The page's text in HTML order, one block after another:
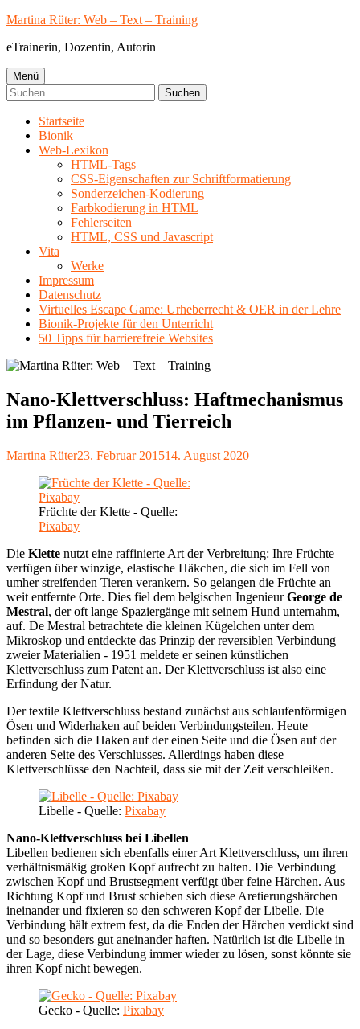
Springe
Inhalt
Martina Rüter: Web – Text – Training
eTrainerin, Dozentin, Autorin
Primäres
Menü
Menü
Suchen
nach:
Startseite
Bionik
Web-Lexikon
HTML-Tags
CSS-Eigenschaften zur Schriftformatierung
Sonderzeichen-Kodierung
Farbkodierung in HTML
Fehlerseiten
HTML, CSS und Javascript
Vita
Werke
Impressum
Datenschutz
Virtuelles Escape Game: Urheberrecht & OER in der Lehre
Bionik-Projekte für den Unterricht
50 Tipps für barrierefreie Websites
Nano-Klettverschluss: Haftmechanismus
im Pflanzen- und Tierreich
Autor
Martina RüterVeröffentlicht
23. Februar 201514. August 2020
Früchte der Klette - Quelle:
Pixabay
Die Klette nutzt eine raffinierte Art der Verbreitung: Ihre Früchte
verfügen über winzige, elastische Häkchen, die sich im Fell von
umher streifenden Tieren verankern. So gelangen die Früchte an
weit entfernte Orte. Dies fiel dem belgischen IngenieurGeorge de
Mestral, der oft lange Spaziergänge mit seinem Hund unternahm,
auf. De Mestral betrachtete die kleinen Kügelchen unter dem
Mikroskop und entdeckte das Prinzip der reversiblen Verbindung
zweier Materialien - 1951 meldete er seinen künstlichen
Klettverschluss zum Patent an. Der Klettverschluss ist also eine
Erfindung der Natur.
Der textile Klettverschluss bestand zunächst aus schlaufenförmigen
Ösen und Widerhaken auf beiden Verbindungsteilen. Heute
befinden sich die Haken auf der einen Seite und die Ösen auf der
anderen Seite des Verschlusses. Allerdings haben diese
Klettverschlüsse den Nachteil, dass sie mit der Zeit verschleißen.
Libelle - Quelle: Pixabay
Nano-Klettverschluss bei Libellen
Libellen bedienen sich ebenfalls einer Art Klettverschluss, um ihren
verhältnismäßig großen Kopf aufrecht zu halten. Die Verbindung
zwischen Kopf und Brustsegment verfügt über feine Härchen. Aus
Richtung Kopf und Brust schieben sich diese Aretierungshärchen
ineinander und fixieren so den schweren Kopf der Libelle. Die
Verbindung hält extrem fest, da die Enden der Härchen verdickt sind
und so besonders gut aneinander haften. Natürlich ist die Libelle in
der Lage, diese Verbindung immer wieder zu lösen, sonst könnte sie
ihren Kopf nicht bewegen.
Gecko - Quelle: Pixabay